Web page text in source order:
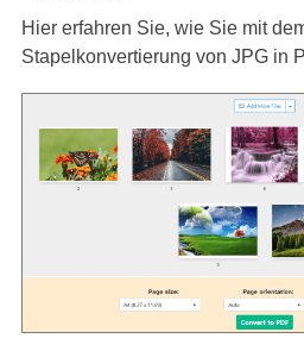
Hier erfahren Sie, wie Sie mit
Stapelkonvertierung von JPG in